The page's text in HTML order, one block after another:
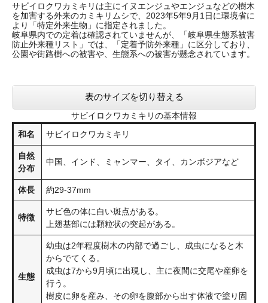
サビイロクワカミキリは主にイヌエンジュやエンジュなどの樹木
を加害する外来のカミキリムシで、2023年5年9月1日に環境省に
より「特定外来生物」に指定されました。
岐阜県内での定着は確認されていませんが、「岐阜県生態系被害
防止外来種リスト」では、「定着予防外来種」に区分しており、
公園や街路樹への被害や、生態系への被害が懸念されています。
表のサイズを切り替える
サビイロクワカミキリの基本情報
和名
サビイロクワカミキリ
自然
分布
中国、インド、ミャンマー、タイ、カンボジアなど
体長 約29-37mm
特徴
サビ色の体に白い斑点がある。
上翅基部には顆粒状の突起がある。
生態
幼虫は2年程度樹木の内部で過ごし、成虫になると木
からでてくる。
成虫は7から9月頃に出現し、主に夜間に交尾や産卵を
行う。
樹皮に卵を産み、その卵を腹部から出す体液で塗り固